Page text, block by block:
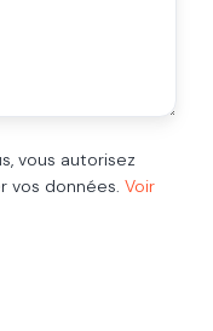
vous autorisez
vos données. Voir